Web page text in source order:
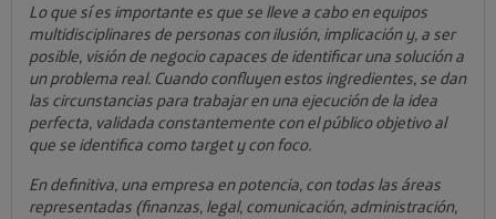
Lo que sí es importante es que se lleve a cabo en equipos
multidisciplinares de personas con ilusión, implicación y, a ser
posible, visión de negocio capaces de identificar una solución a
un problema real. Cuando confluyen estos ingredientes, se dan
las circunstancias para trabajar en una ejecución de la idea
perfecta, validada constantemente con el público objetivo al
que se identifica como target y con foco.
En definitiva, una empresa en potencia, con todas las áreas
representadas (finanzas, legal, comunicación, administración,